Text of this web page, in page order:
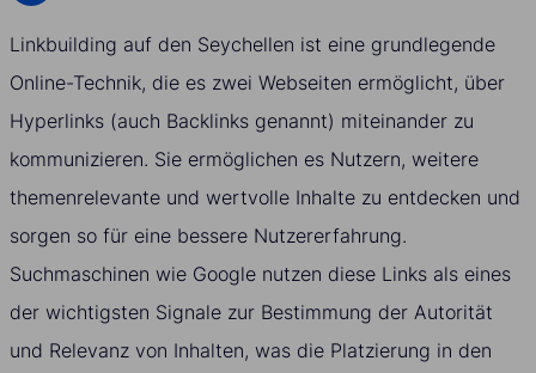
Linkbuilding auf den Seychellen ist eine grundlegende
Online-Technik, die es zwei Webseiten ermöglicht, über
Hyperlinks (auch Backlinks genannt) miteinander zu
kommunizieren. Sie ermöglichen es Nutzern, weitere
themenrelevante und wertvolle Inhalte zu entdecken und
sorgen so für eine bessere Nutzererfahrung.
Suchmaschinen wie Google nutzen diese Links als eines
der wichtigsten Signale zur Bestimmung der Autorität
und Relevanz von Inhalten, was die Platzierung in den